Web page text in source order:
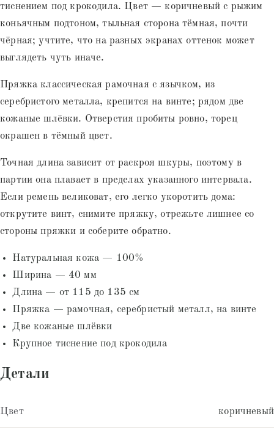
тиснением под крокодила. Цвет — коричневый с рыжим
коньячным подтоном, тыльная сторона тёмная, почти
чёрная; учтите, что на разных экранах оттенок может
выглядеть чуть иначе.
Пряжка классическая рамочная с язычком, из
серебристого металла, крепится на винте; рядом две
кожаные шлёвки. Отверстия пробиты ровно, торец
окрашен в тёмный цвет.
Точная длина зависит от раскроя шкуры, поэтому в
партии она плавает в пределах указанного интервала.
Если ремень великоват, его легко укоротить дома:
открутите винт, снимите пряжку, отрежьте лишнее со
стороны пряжки и соберите обратно.
Натуральная кожа — 100%
Ширина — 40 мм
Длина — от 115 до 135 см
Пряжка — рамочная, серебристый металл, на винте
Две кожаные шлёвки
Крупное тиснение под крокодила
Детали
Цвет коричневый